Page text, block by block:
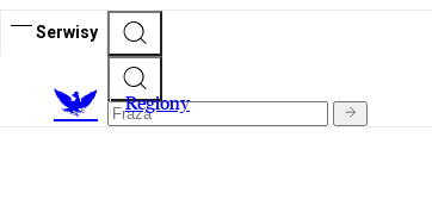
Serwisy
Regiony